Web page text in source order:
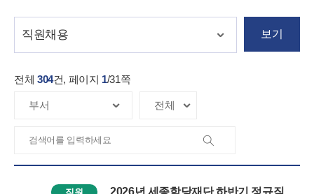
보기
전체 304건, 페이지 1/31쪽
2026년 세종학당재단 하반기 정규직,